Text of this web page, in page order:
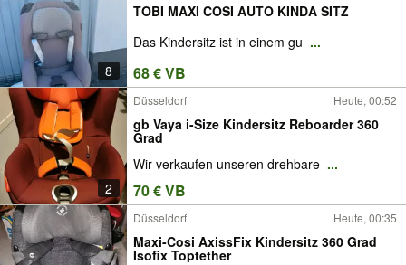
8
TOBI MAXI COSI AUTO KINDA SITZ
Das Kindersitz ist in einem gu ...
68 € VB
2
Düsseldorf Heute, 00:52
gb Vaya i-Size Kindersitz Reboarder 360
Grad
Wir verkaufen unseren drehbare ...
70 € VB
Düsseldorf Heute, 00:35
Maxi-Cosi AxissFix Kindersitz 360 Grad
Isofix Toptether